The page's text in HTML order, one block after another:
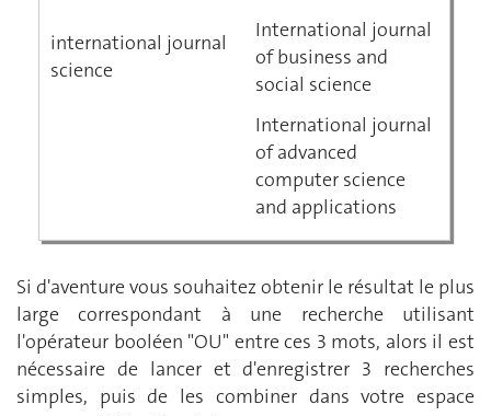
international journal
science
International journal
of business and
social science
International journal
of advanced
computer science
and applications
Si d'aventure vous souhaitez obtenir le résultat le plus
large correspondant à une recherche utilisant
l'opérateur booléen "OU" entre ces 3 mots, alors il est
nécessaire de lancer et d'enregistrer 3 recherches
simples, puis de les combiner dans votre espace